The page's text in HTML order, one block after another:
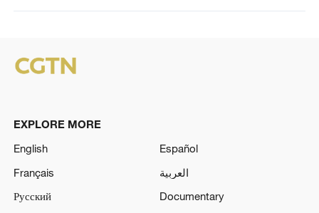
EXPLORE MORE
English
Español
Français
العربية
Русский
Documentary